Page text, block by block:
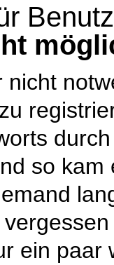
nicht
so
ein paar